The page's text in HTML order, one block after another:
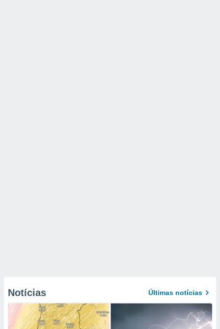
Notícias Últimas notícias